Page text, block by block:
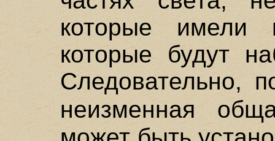
которые
которые будут
Следовательно,
неизменная